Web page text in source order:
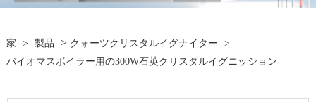
家 > 製品 > クォーツクリスタルイグナイター
>
バイオマスボイラー用の300W石英クリスタルイグニッション